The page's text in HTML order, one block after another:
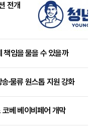
전개
책임을 물을 수 있을까
·물류 원스톱 지원 강화
베 베이비페어 개막